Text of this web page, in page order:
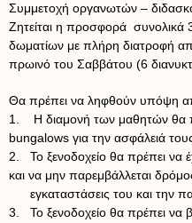
Συμμετοχή οργανωτών –
Ζητείται η προσφορά συνολικά
δωματίων με πλήρη διατροφή
πρωινό του Σαββάτου (6
Θα πρέπει να ληφθούν υπόψη
1. Η διαμονή των μαθητών θα
bungalows για την ασφάλειά
2. Το ξενοδοχείο θα πρέπει να
και να μην παρεμβάλλεται
εγκαταστάσεις του και την
3. Το ξενοδοχείο θα πρέπει να